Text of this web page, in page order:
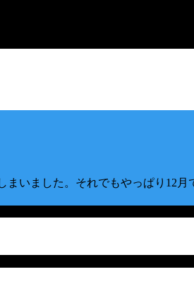
いました。それでもやっぱり12